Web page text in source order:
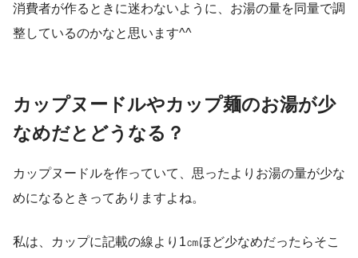
消費者が作るときに迷わないように、お湯の量を同量で調
整しているのかなと思います^^
カップヌードルやカップ麺のお湯が少
なめだとどうなる？
カップヌードルを作っていて、思ったよりお湯の量が少な
めになるときってありますよね。
私は、カップに記載の線より1㎝ほど少なめだったらそこ